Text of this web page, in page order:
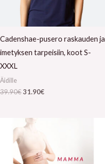
Cadenshae-pusero raskauden ja
imetyksen tarpeisiin, koot S-
XXXL
Äidille
39.90€31.90€